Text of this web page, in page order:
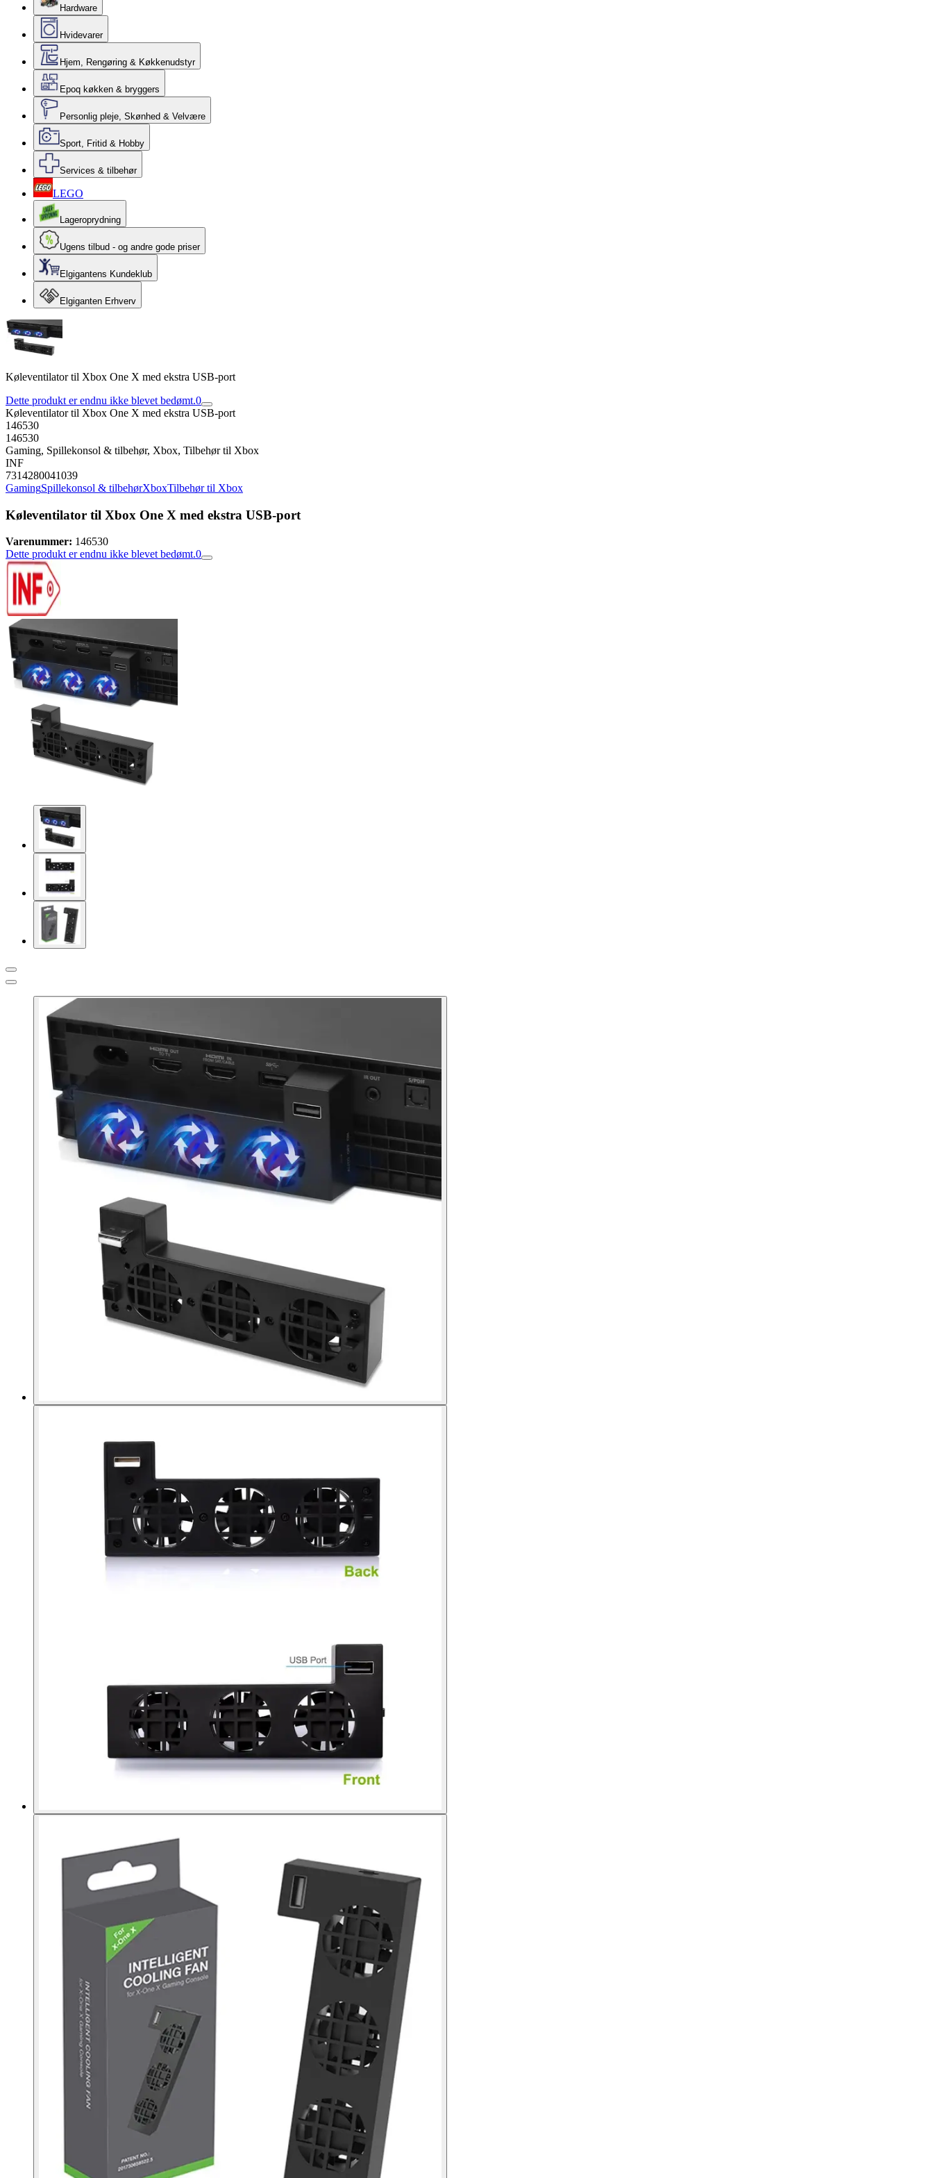
Hardware
Hvidevarer
Hjem, Rengøring & Køkkenudstyr
Epoq køkken & bryggers
Personlig pleje, Skønhed & Velvære
Sport, Fritid & Hobby
Services & tilbehør
LEGO
Lageroprydning
Ugens tilbud - og andre gode priser
Elgigantens Kundeklub
Elgiganten Erhverv
Køleventilator til Xbox One X med ekstra USB-port
Dette produkt er endnu ikke blevet bedømt.0
Køleventilator til Xbox One X med ekstra USB-port
146530
146530
Gaming, Spillekonsol & tilbehør, Xbox, Tilbehør til Xbox
INF
7314280041039
GamingSpillekonsol & tilbehørXboxTilbehør til Xbox
Køleventilator til Xbox One X med ekstra USB-port
Varenummer: 146530
Dette produkt er endnu ikke blevet bedømt.0